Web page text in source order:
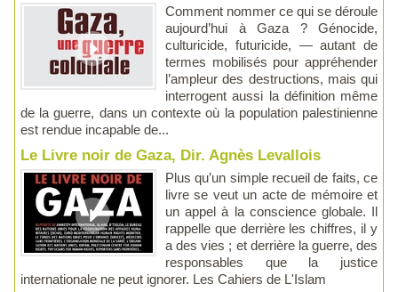
Comment nommer ce qui se déroule
aujourd’hui à Gaza ? Génocide,
culturicide, futuricide, — autant de
termes mobilisés pour appréhender
l’ampleur des destructions, mais qui
interrogent aussi la définition même
de la guerre, dans un contexte où la population palestinienne
est rendue incapable de...
Le Livre noir de Gaza, Dir. Agnès Levallois
Plus qu’un simple recueil de faits, ce
livre se veut un acte de mémoire et
un appel à la conscience globale. Il
rappelle que derrière les chiffres, il y
a des vies ; et derrière la guerre, des
responsables que la justice
internationale ne peut ignorer. Les Cahiers de L'Islam